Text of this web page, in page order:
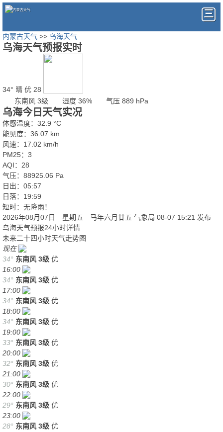
内蒙古天气 >> 乌海天气
乌海天气预报实时
34° 晴 优 28
东南风 3级
湿度 36% 气压 889 hPa
乌海今日天气实况
体感温度：32.9 °C
能见度：36.07 km
风速：17.02 km/h
PM25：3
AQI：28
气压：88925.06 Pa
日出：05:57
日落：19:59
短时：无降雨！
2026年08月07日 星期五 马年六月廿五 气象局 08-07 15:21 发布
乌海天气预报24小时详情
未来二十四小时天气走势图
现在
34° 东南风 3级 优
16:00
34° 东南风 3级 优
17:00
34° 东南风 3级 优
18:00
34° 东南风 3级 优
19:00
33° 东南风 3级 优
20:00
32° 东南风 3级 优
21:00
30° 东南风 3级 优
22:00
29° 东南风 3级 优
23:00
28° 东南风 3级 优